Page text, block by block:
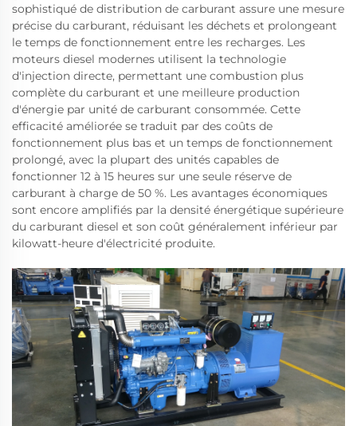
sophistiqué de distribution de carburant assure une mesure
précise du carburant, réduisant les déchets et prolongeant
le temps de fonctionnement entre les recharges. Les
moteurs diesel modernes utilisent la technologie
d'injection directe, permettant une combustion plus
complète du carburant et une meilleure production
d'énergie par unité de carburant consommée. Cette
efficacité améliorée se traduit par des coûts de
fonctionnement plus bas et un temps de fonctionnement
prolongé, avec la plupart des unités capables de
fonctionner 12 à 15 heures sur une seule réserve de
carburant à charge de 50 %. Les avantages économiques
sont encore amplifiés par la densité énergétique supérieure
du carburant diesel et son coût généralement inférieur par
kilowatt-heure d'électricité produite.